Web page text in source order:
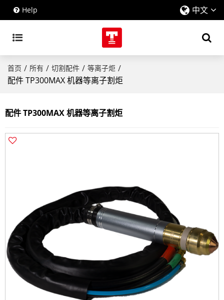
Help 中文
首页 / 所有 / 切割配件 / 等离子炬 /
配件 TP300MAX 机器等离子割炬
配件 TP300MAX 机器等离子割炬